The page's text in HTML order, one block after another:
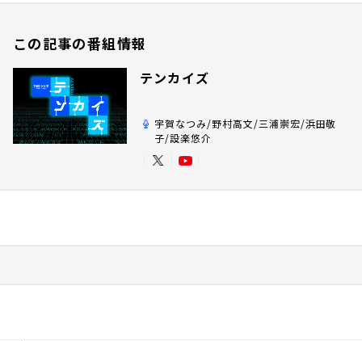
この記事の番組情報
テンカイズ
宇賀なつみ/野村高文/三浦崇宏/浜田敬
子/設楽悠介